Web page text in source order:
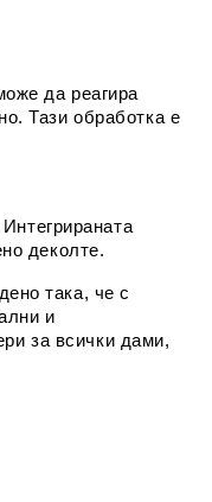
да реагира
Тази обработка е
деколте.
така, че с
и
за всички дами,